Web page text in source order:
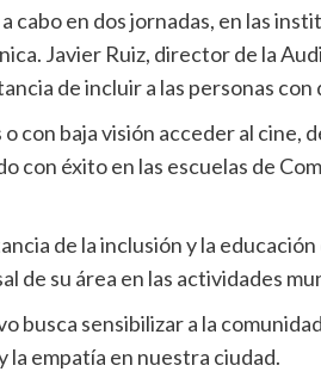
cabo en dos jornadas, en las
Javier Ruiz, director de la
de incluir a las personas
con baja visión acceder al cine,
con éxito en las escuelas de
de la inclusión y la
de su área en las actividades
busca sensibilizar a la
la empatía en nuestra ciudad.